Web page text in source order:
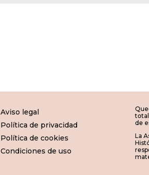
Aviso legal
Política de privacidad
Política de cookies
Condiciones de uso
de
La